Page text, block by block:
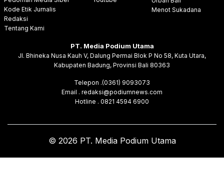
Kode Etik Jurnalis
Redaksi
Tentang Kami
Menot Sukadana
PT. Media Podium Utama
Jl. Bhineka Nusa Kauh V, Dalung Permai Blok P No 58, Kuta Utara,
Kabupaten Badung, Provinsi Bali 80363
Telepon .(0361) 9093073
Email . redaksi@podiumnews.com
Hotline . 0821 4594 6900
© 2026 PT. Media Podium Utama